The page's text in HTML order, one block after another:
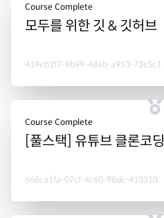
Course Complete
모두를 위한 깃 & 깃허브
419eb2f7-9b99-48eb-a953-73c5c1
Course Complete
[풀스택] 유튜브 클론코딩
666ca1fa-07cf-4c60-98dc-413310